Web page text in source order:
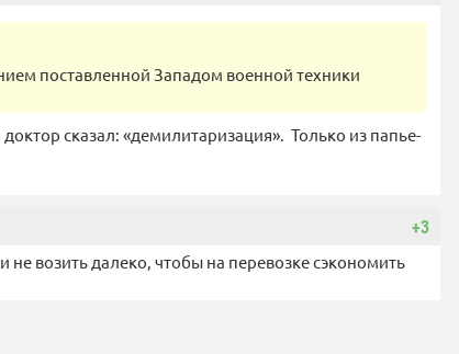
поставленной Западом военной техники
сказал: «демилитаризация». Только из папье-
+3
возить далеко, чтобы на перевозке сэкономить